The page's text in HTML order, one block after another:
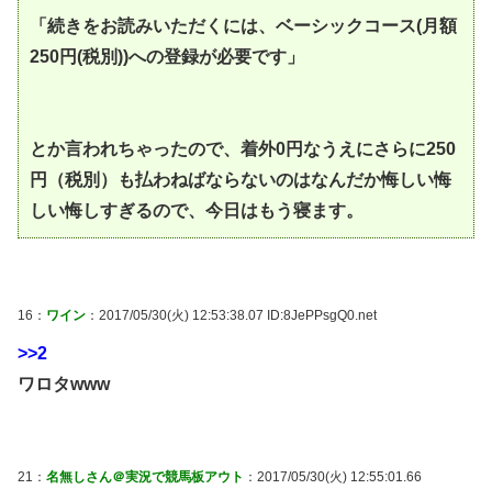
「続きをお読みいただくには、ベーシックコース(月額
250円(税別))への登録が必要です」
とか言われちゃったので、着外0円なうえにさらに250
円（税別）も払わねばならないのはなんだか悔しい悔
しい悔しすぎるので、今日はもう寝ます。
16： ワイン ：2017/05/30(火) 12:53:38.07 ID:8JePPsgQ0.net
>>2
ワロタwww
21： 名無しさん＠実況で競馬板アウト ：2017/05/30(火) 12:55:01.66